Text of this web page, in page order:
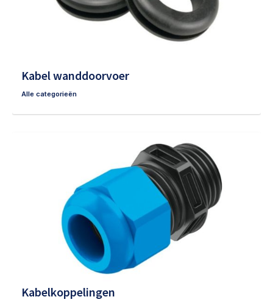
Kabel wanddoorvoer
Alle categorieën
Kabelkoppelingen